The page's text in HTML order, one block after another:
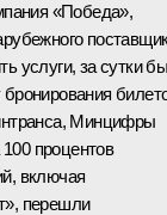
«Победа»,
услуги, за сутки
Минцифры
100 процентов
включая
перешли